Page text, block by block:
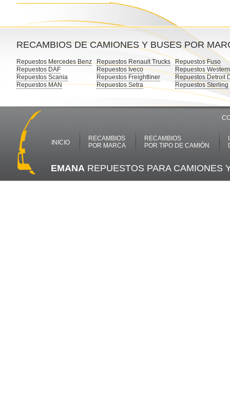
RECAMBIOS DE CAMIONES Y BUSES POR
Repuestos Mercedes Benz
Repuestos DAF
Repuestos Scania
Repuestos MAN
Repuestos Renault Trucks
Repuestos Iveco
Repuestos Freightliner
Repuestos Setra
Repuestos Fuso
Repuestos
Repuestos Detroit
Repuestos Sterling
INICIO
RECAMBIOS
POR MARCA
RECAMBIOS
POR TIPO DE CAMIÓN
EMANA REPUESTOS PARA CAMIONES